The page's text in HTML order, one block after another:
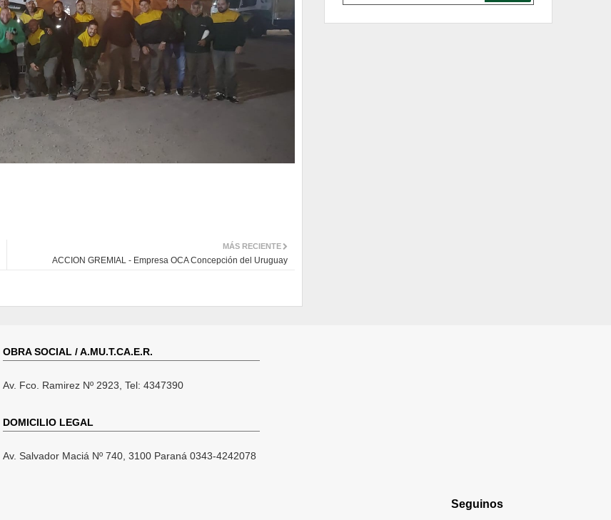
MÁS RECIENTE
ACCION GREMIAL - Empresa OCA Concepción del Uruguay
OBRA SOCIAL / A.MU.T.CA.E.R.
Av. Fco. Ramirez Nº 2923, Tel: 4347390
DOMICILIO LEGAL
Av. Salvador Maciá Nº 740, 3100 Paraná 0343-4242078
Seguinos